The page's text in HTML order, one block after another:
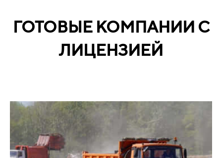
ГОТОВЫЕ КОМПАНИИ С
ЛИЦЕНЗИЕЙ